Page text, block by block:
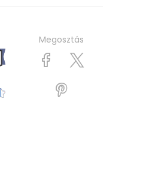
Megosztás